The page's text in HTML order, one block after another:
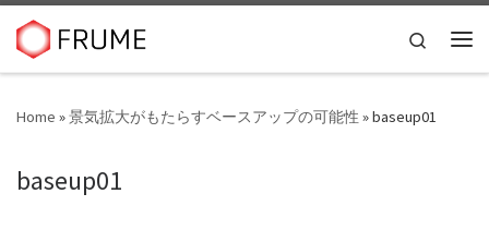
Skip to content
Search
Home »景気拡大がもたらすベースアップの可能性 »baseup01
baseup01